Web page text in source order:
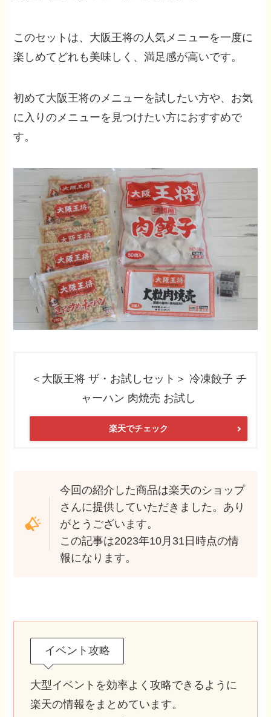
このセットは、大阪王将の人気メニューを一度に
楽しめてどれも美味しく、満足感が高いです。
初めて大阪王将のメニューを試したい方や、お気
に入りのメニューを見つけたい方におすすめで
す。
＜大阪王将 ザ・お試しセット＞ 冷凍餃子 チ
ャーハン 肉焼売 お試し
楽天でチェック
今回の紹介した商品は楽天のショップ
さんに提供していただきました。あり
がとうございます。
この記事は2023年10月31日時点の情
報になります。
イベント攻略
大型イベントを効率よく攻略できるように
楽天の情報をまとめています。